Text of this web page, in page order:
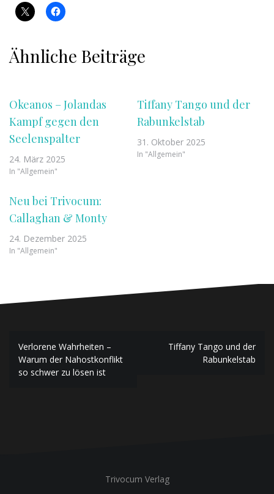
Ähnliche Beiträge
Okeanos – Jolandas
Kampf gegen den
Seelenspalter
24. März 2025
In "Allgemein"
Tiffany Tango und der
Rabunkelstab
31. Oktober 2025
In "Allgemein"
Neu bei Trivocum:
Callaghan & Monty
24. Dezember 2025
In "Allgemein"
Beitragsnavigation
Verlorene Wahrheiten –
Warum der Nahostkonflikt
so schwer zu lösen ist
Tiffany Tango und der
Rabunkelstab
Trivocum Verlag